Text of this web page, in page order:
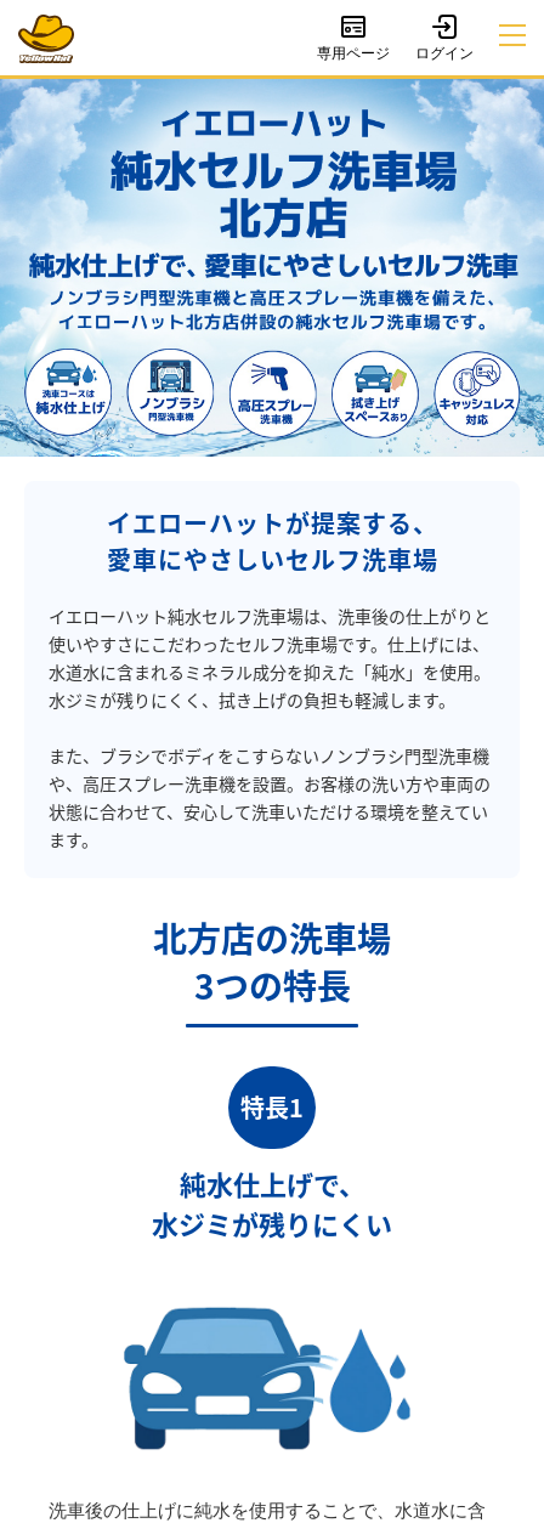
専用ページ
イエローハットが提案する、
愛車にやさしいセルフ洗車場
イエローハット純水セルフ洗車場は、洗車後の仕上がりと
使いやすさにこだわったセルフ洗車場です。仕上げには、
水道水に含まれるミネラル成分を抑えた「純水」を使用。
水ジミが残りにくく、拭き上げの負担も軽減します。
また、ブラシでボディをこすらないノンブラシ門型洗車機
や、高圧スプレー洗車機を設置。お客様の洗い方や車両の
状態に合わせて、安心して洗車いただける環境を整えてい
ます。
北方店の洗車場
3つの特長
特長1
純水仕上げで、
水ジミが残りにくい
洗車後の仕上げに純水を使用することで、水道水に含